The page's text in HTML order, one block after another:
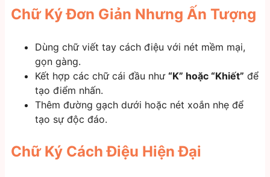
Chữ Ký Đơn Giản Nhưng Ấn Tượng
Dùng chữ viết tay cách điệu với nét mềm mại,
gọn gàng.
Kết hợp các chữ cái đầu như “K” hoặc “Khiết” để
tạo điểm nhấn.
Thêm đường gạch dưới hoặc nét xoắn nhẹ để
tạo sự độc đáo.
Chữ Ký Cách Điệu Hiện Đại